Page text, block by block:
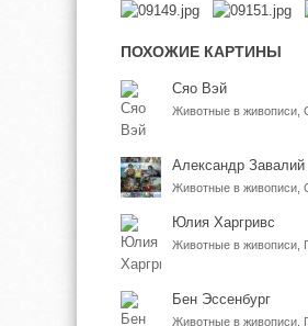
ПОХОЖИЕ КАРТИНЫ
Сяо Вэй
Животные в живописи,
Александр Завалий
Животные в живописи,
Юлия Харгривс
Бен Эссенбург
Животные в живописи,